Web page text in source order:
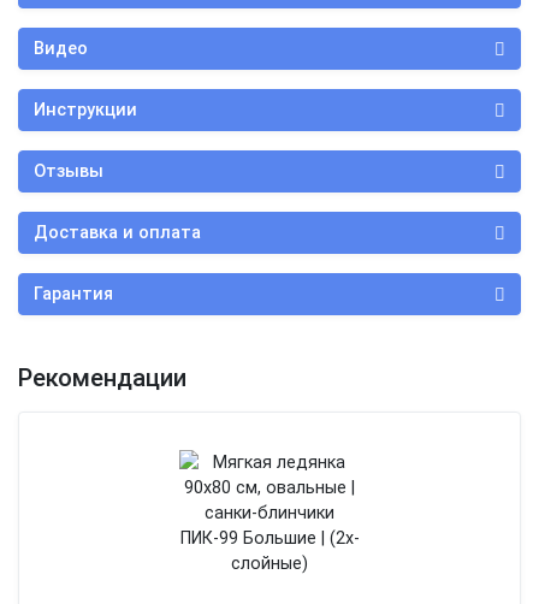
Видео
Инструкции
Отзывы
Доставка и оплата
Гарантия
Рекомендации